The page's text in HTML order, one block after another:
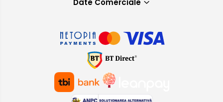
Date Comerciale